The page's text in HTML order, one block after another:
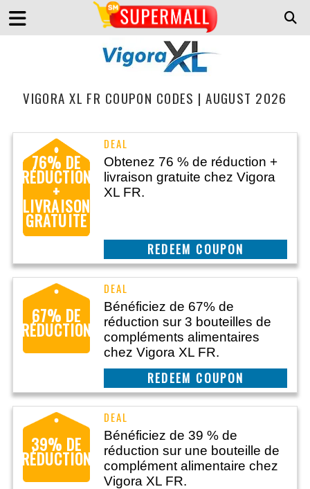
VIGORA XL FR COUPON CODES | AUGUST 2026
76% DE
RÉDUCTION
+
LIVRAISON
GRATUITE
Obtenez 76 % de réduction +
livraison gratuite chez Vigora
XL FR.
CLAIM THIS DEAL
67% DE
RÉDUCTION
Bénéficiez de 67% de
réduction sur 3 bouteilles de
compléments alimentaires
chez Vigora XL FR.
CLAIM THIS DEAL
39% DE
RÉDUCTION
Bénéficiez de 39 % de
réduction sur une bouteille de
complément alimentaire chez
Vigora XL FR.